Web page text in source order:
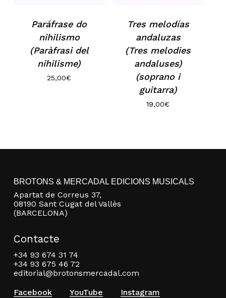
Paráfrase do
nihilismo
(Paràfrasi del
nihilisme)
25,00€
Tres melodías
andaluzas
(Tres melodies
andaluses)
(soprano i
guitarra)
19,00€
BROTONS & MERCADAL EDICIONS MUSICALS
Apartat de Correus 37,
08190 Sant Cugat del Vallès
(BARCELONA)
Contacte
+34 93 674 31 74
+34 93 675 46 72
editorial@brotonsmercadal.com
Facebook
YouTube Instagram